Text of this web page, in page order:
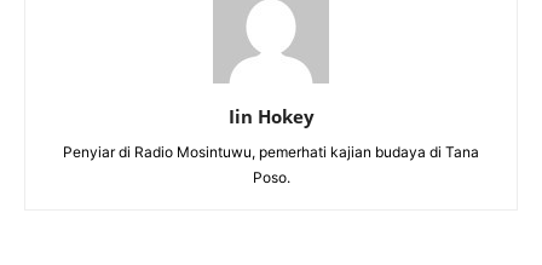
Iin Hokey
Penyiar di Radio Mosintuwu, pemerhati kajian budaya di Tana
Poso.